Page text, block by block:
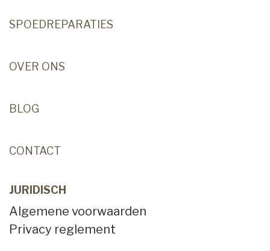
SPOEDREPARATIES
OVER ONS
BLOG
CONTACT
JURIDISCH
Algemene voorwaarden
Privacy reglement